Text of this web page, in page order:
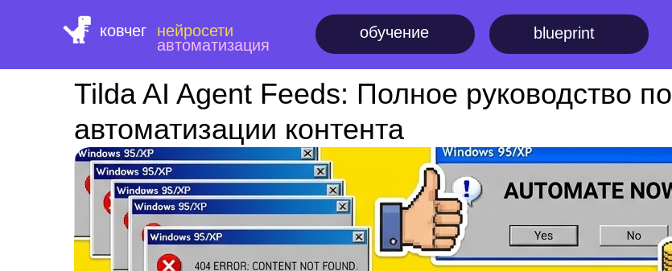
ковчег нейросети обучение blueprint
автоматизация
Tilda AI Agent Feeds: Полное руководство по
автоматизации контента